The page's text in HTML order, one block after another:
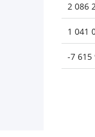
2 086
1 041
-7 615